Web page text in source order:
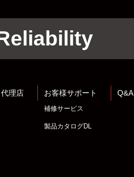
代理店 お客様サポート
補修サービス
製品カタログDL
Q&A